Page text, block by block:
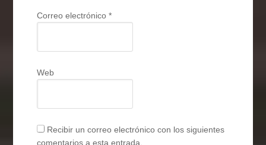
Correo electrónico*
Web
Recibir un correo electrónico con los siguientes
comentarios a esta entrada.